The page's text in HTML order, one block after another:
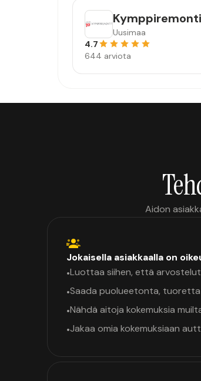
Uusimaa
4.7
644 arviota
Aidon
Jokaisella asiakkaalla on
•Luottaa siihen, että
•Saada puolueetonta,
•Nähdä aitoja kokemuksia
•Jakaa omia kokemuksiaan